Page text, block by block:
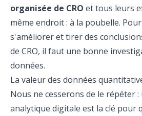
organisée de CRO et tous leurs
même endroit : à la poubelle.
s'améliorer et tirer des
de CRO, il faut une bonne
données.
La valeur des données
Nous ne cesserons de le répéter
analytique digitale est la clé pour